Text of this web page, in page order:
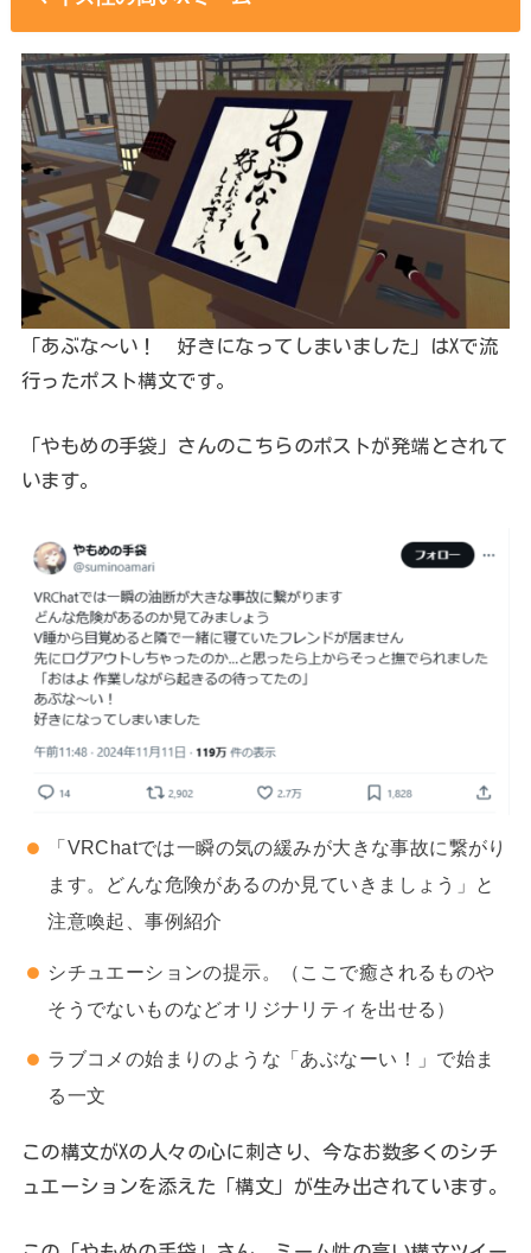
「あぶな～い！ 好きになってしまいました」はXで流
行ったポスト構文です。
「やもめの手袋」さんのこちらのポストが発端とされて
います。
「VRChatでは一瞬の気の緩みが大きな事故に繋がり
ます。どんな危険があるのか見ていきましょう」と
注意喚起、事例紹介
シチュエーションの提示。（ここで癒されるものや
そうでないものなどオリジナリティを出せる）
ラブコメの始まりのような「あぶなーい！」で始ま
る一文
この構文がXの人々の心に刺さり、今なお数多くのシチ
ュエーションを添えた「構文」が生み出されています。